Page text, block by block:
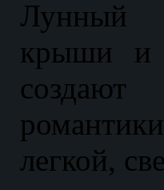
Лунный
крыши и
легкой,